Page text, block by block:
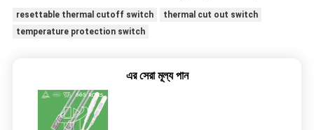
resettable thermal cutoff switch
thermal cut out switch
temperature protection switch
এর সেরা মূল্য পান